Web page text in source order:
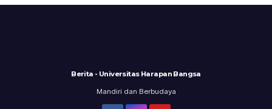
Berita - Universitas Harapan Bangsa
Mandiri dan Berbudaya